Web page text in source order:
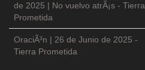
de 2025 | No vuelvo atrÃ¡s - Tierra
Prometida
OraciÃ³n | 26 de Junio de 2025 -
Tierra Prometida